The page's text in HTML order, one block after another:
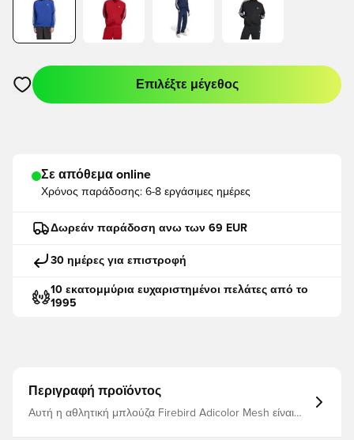
Ανοίγει ένα Modal για να συνδεθείτε ή να εγγραφείτε ως
Επιλέξτε μέγεθος
Σε απόθεμα online
Χρόνος παράδοσης: 6-8 εργάσιμες ημέρες
Δωρεάν παράδοση ανω των 69 EUR
30 ημέρες για επιστροφή
10 εκατομμύρια ευχαριστημένοι πελάτες από το
1995
Περιγραφή προϊόντος
Αυτή η αθλητική μπλούζα Firebird Adicolor Mesh είναι